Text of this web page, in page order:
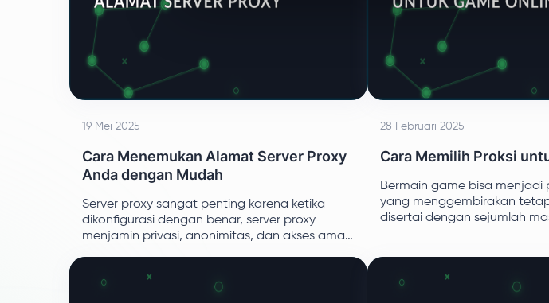
19 Mei 2025
Cara Menemukan Alamat Server Proxy
Anda dengan Mudah
Server proxy sangat penting karena ketika
dikonfigurasi dengan benar, server proxy
menjamin privasi, anonimitas, dan akses aman
28 Februari 2025
Cara Memilih Proksi
Bermain game bisa menjadi
yang menggembirakan
disertai dengan sejumlah